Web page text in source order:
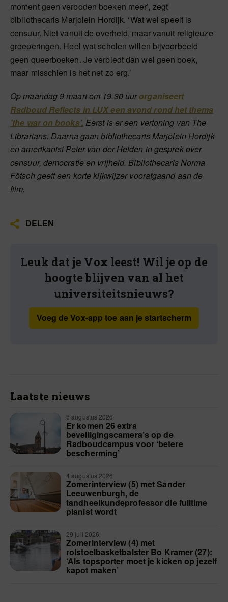
moment geen verboden boeken meer’, zegt
bibliothecaris Marjolein Hordijk. ‘Wat wel speelt is
censuur. Niet vanuit de overheid, maar vanuit religieuze
groeperingen. Heel wat scholen willen bijvoorbeeld
geen queerboeken. Je verbiedt dan wel geen boek,
maar misschien is het net zo erg.’
Op maandag 9 maart om 19.30 uurorganiseert
Radboud Reflects in LUX een avond rond het thema
’the war on books’. Eerst is er een vertoning van The
Librarians. Daarna gaan bibliothecaris Marjolein Hordijk
en amerikanist Peter van der Heiden in gesprek over
censuur, democratie en vrijheid. Bibliothecaris Norma
Fötsch geeft een korte kijkwijzer voorafgaand aan de
film.
DELEN
Leuk dat je Vox leest! Wil je op de
hoogte blijven van al het
universiteitsnieuws?
Voeg de Vox-app toe aan je startscherm
Laatste nieuws
6 augustus 2026
Er komen 26 extra
beveiligingscamera’s op de
Radboudcampus voor ‘betere
bescherming’
4 augustus 2026
Zomerinterview (5) met Sander
Leeuwenburgh, de
tandheelkundeprofessor die fulltime
pianist wordt
29 juli 2026
Zomerinterview (4) met
rolstoelbasketbalster Bo Kramer (27):
‘Als topsporter moet je kicken op jezelf
kapot maken’